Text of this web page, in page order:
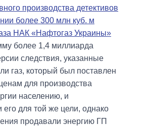
производства детективов
более 300 млн куб. м
НАК «Нафтогаз Украины»
более 1,4 миллиарда
следствия, указанные
газ, который был поставлен
для производства
населению, и
его для той же цели, однако
продавали энергию ГП